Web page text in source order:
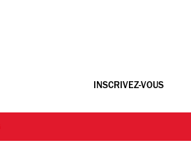
INSCRIVEZ-VOUS